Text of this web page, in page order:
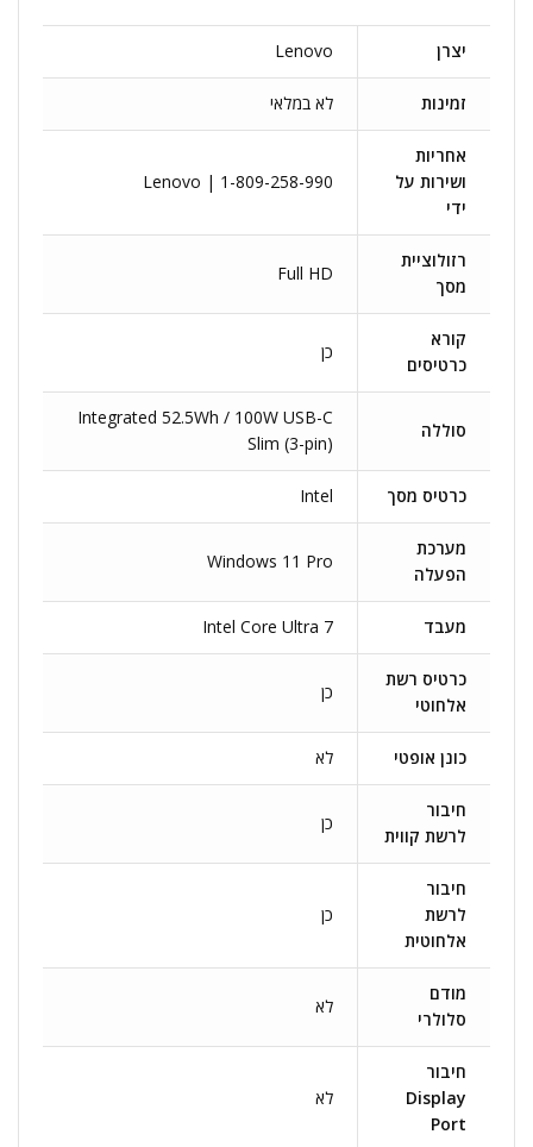
יצרן Lenovo
זמינות לא במלאי
אחריות
ושירות על
ידי
Lenovo | 1-809-258-990
רזולוציית
מסך
Full HD
קורא
כרטיסים
כן
סוללה
Integrated 52.5Wh / 100W USB-C
Slim (3-pin)
כרטיס מסך Intel
מערכת
הפעלה
Windows 11 Pro
מעבד Intel Core Ultra 7
כרטיס רשת
אלחוטי
כן
כונן אופטי לא
חיבור
לרשת קווית
כן
חיבור
לרשת
אלחוטית
כן
מודם
סלולרי
לא
חיבור
Display
Port
לא